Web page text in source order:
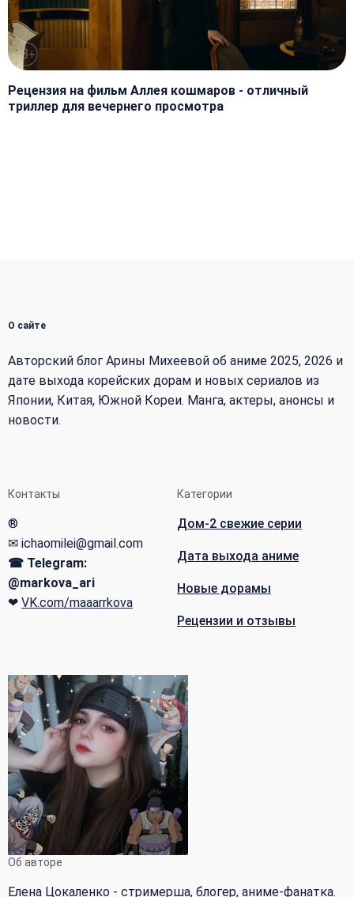
Рецензия на фильм Аллея кошмаров - отличный
триллер для вечернего просмотра
О сайте
Авторский блог Арины Михеевой об аниме 2025, 2026 и
дате выхода корейских дорам и новых сериалов из
Японии, Китая, Южной Кореи. Манга, актеры, анонсы и
новости.
Контакты
®
✉ ichaomilei@gmail.com
☎ Telegram:
@markova_ari
❤ VK.com/maaarrkova
Категории
Дом-2 свежие серии
Дата выхода аниме
Новые дорамы
Рецензии и отзывы
Об авторе
Елена Цокаленко - стримерша, блогер, аниме-фанатка.